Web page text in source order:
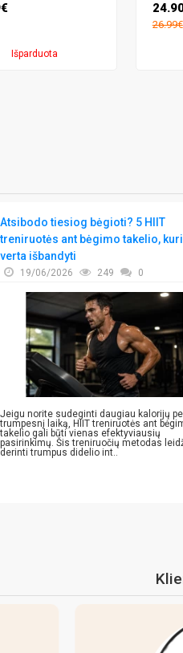
Išparduota
26.99€
Atsibodo tiesiog bėgioti? 5 HIIT
treniruotės ant bėgimo takelio,
verta išbandyti
19/06/2026 249 0
Jeigu norite sudeginti daugiau kalorijų
trumpesnį laiką, HIIT treniruotės ant
takelio gali būti vienas efektyviausių
pasirinkimų. Šis treniruočių metodas
derinti trumpus didelio int..